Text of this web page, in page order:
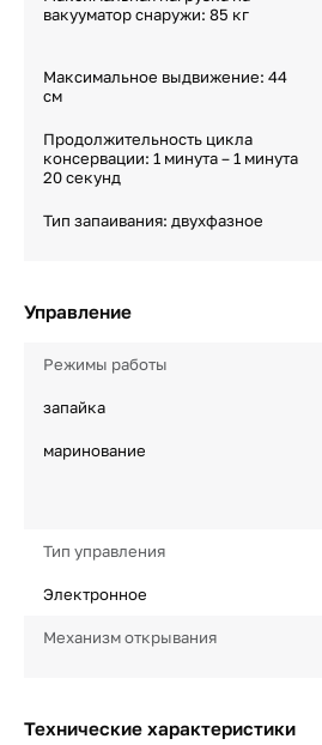
вакууматор снаружи: 85 кг
Максимальное выдвижение: 44
см
Продолжительность цикла
консервации: 1 минута – 1 минута
20 секунд
Тип запаивания: двухфазное
Управление
Режимы работы
запайка
маринование
Тип управления
Электронное
Механизм открывания
Технические характеристики